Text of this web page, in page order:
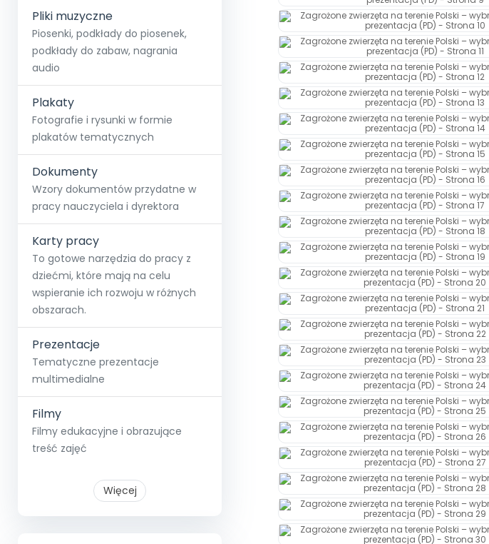
Pliki muzyczne
Piosenki, podkłady do piosenek,
podkłady do zabaw, nagrania
audio
Plakaty
Fotografie i rysunki w formie
plakatów tematycznych
Dokumenty
Wzory dokumentów przydatne w
pracy nauczyciela i dyrektora
Karty pracy
To gotowe narzędzia do pracy z
dziećmi, które mają na celu
wspieranie ich rozwoju w różnych
obszarach.
Prezentacje
Tematyczne prezentacje
multimedialne
Filmy
Filmy edukacyjne i obrazujące
treść zajęć
Więcej